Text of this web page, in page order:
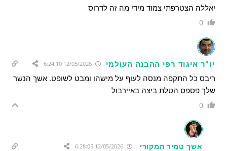
יאללה הצטרפתי צמוד מידי מה זה לדרוס
0
יו"ר איגוד רפי ההבנה העולמי 12/05/2026 6:24:10
ריבס כל התקפה מנסה לעוף על מישהו ומבט לשופט. אשך הנשר
שלך פספס הטלת ביצה באיירבול
0
אשך טמיר המקורי